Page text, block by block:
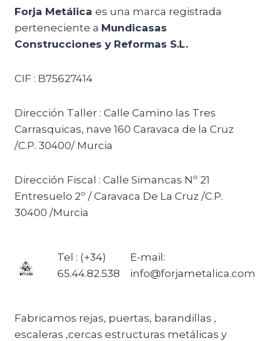
Forja Metálica es una marca registrada
perteneciente a Mundicasas
Construcciones y Reformas S.L.
CIF : B75627414
Dirección Taller : Calle Camino las Tres
Carrasquicas, nave 160 Caravaca de la Cruz
/C.P. 30400/ Murcia
Dirección Fiscal : Calle Simancas Nº 21
Entresuelo 2º / Caravaca De La Cruz /C.P.
30400 /Murcia
Tel : (+34)
65.44.82.538
E-mail:
info@forjametalica.com
Fabricamos rejas, puertas, barandillas ,
escaleras ,cercas estructuras metálicas y